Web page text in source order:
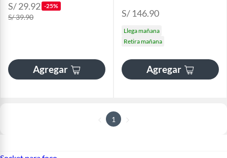
S/ 29.92 -25%
S/ 39.90
Agregar
S/ 146.90
Llega mañana
Retira mañana
Agregar
1